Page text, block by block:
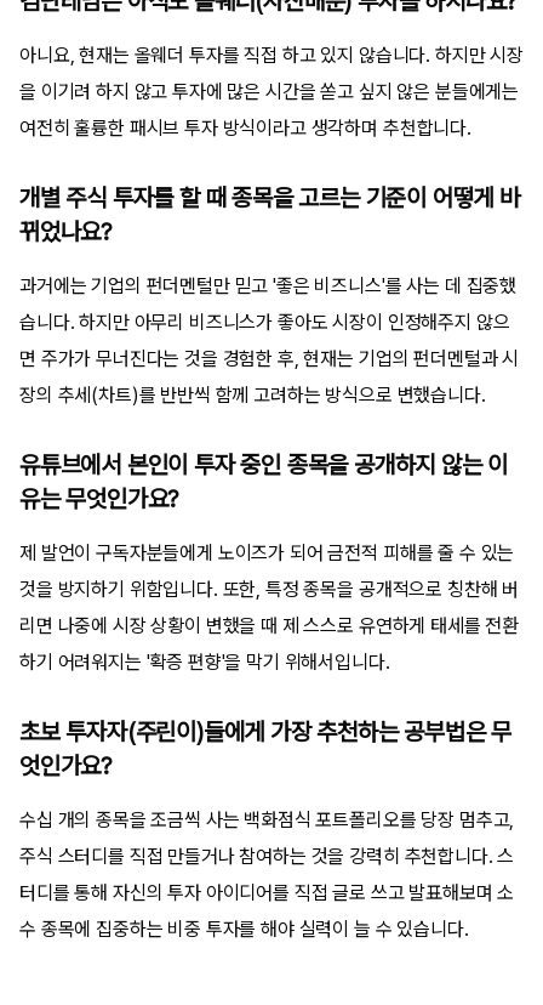
아니요, 현재는 올웨더 투자를 직접 하고 있지 않습니다. 하지만 시장
을 이기려 하지 않고 투자에 많은 시간을 쏟고 싶지 않은 분들에게는
여전히 훌륭한 패시브 투자 방식이라고 생각하며 추천합니다.
개별 주식 투자를 할 때 종목을 고르는 기준이 어떻게 바
뀌었나요?
과거에는 기업의 펀더멘털만 믿고 '좋은 비즈니스'를 사는 데 집중했
습니다. 하지만 아무리 비즈니스가 좋아도 시장이 인정해주지 않으
면 주가가 무너진다는 것을 경험한 후, 현재는 기업의 펀더멘털과 시
장의 추세(차트)를 반반씩 함께 고려하는 방식으로 변했습니다.
유튜브에서 본인이 투자 중인 종목을 공개하지 않는 이
유는 무엇인가요?
제 발언이 구독자분들에게 노이즈가 되어 금전적 피해를 줄 수 있는
것을 방지하기 위함입니다. 또한, 특정 종목을 공개적으로 칭찬해 버
리면 나중에 시장 상황이 변했을 때 제 스스로 유연하게 태세를 전환
하기 어려워지는 '확증 편향'을 막기 위해서입니다.
초보 투자자(주린이)들에게 가장 추천하는 공부법은 무
엇인가요?
수십 개의 종목을 조금씩 사는 백화점식 포트폴리오를 당장 멈추고,
주식 스터디를 직접 만들거나 참여하는 것을 강력히 추천합니다. 스
터디를 통해 자신의 투자 아이디어를 직접 글로 쓰고 발표해보며 소
수 종목에 집중하는 비중 투자를 해야 실력이 늘 수 있습니다.